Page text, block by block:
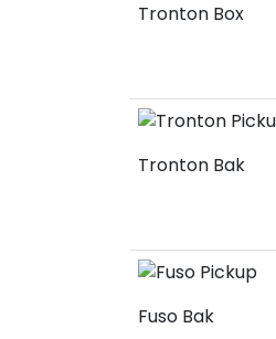
Tronton Box
Tronton Bak
Fuso Bak